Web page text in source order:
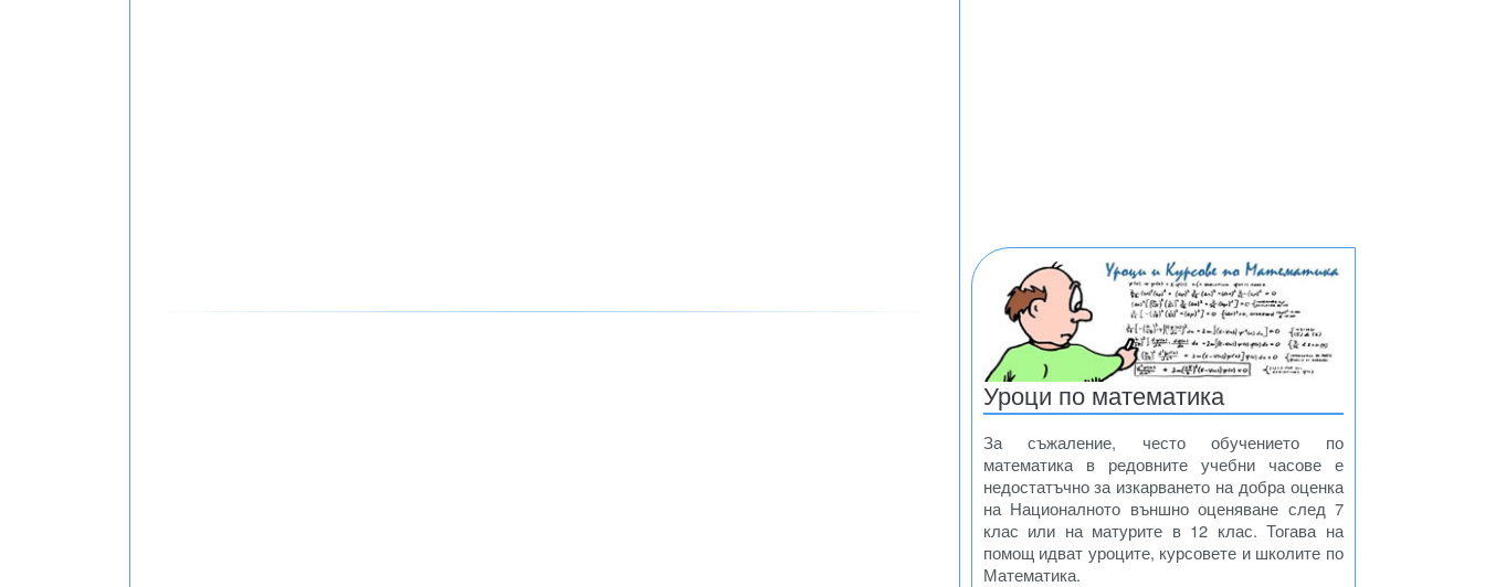
Уроци по математика
За съжаление, често обучението по
математика в редовните учебни часове е
недостатъчно за изкарването на добра оценка
на Националното външно оценяване след 7
клас или на матурите в 12 клас. Тогава на
помощ идват уроците, курсовете и школите по
Математика.